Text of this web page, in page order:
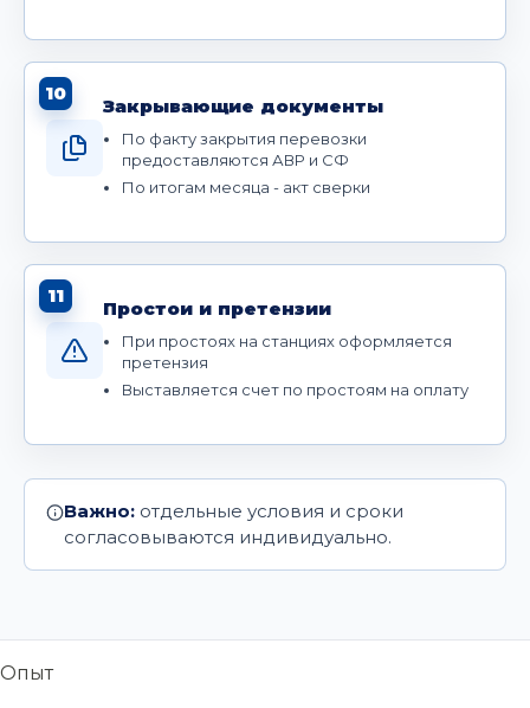
10
Закрывающие документы
По факту закрытия перевозки
предоставляются АВР и СФ
По итогам месяца - акт сверки
11
Простои и претензии
При простоях на станциях оформляется
претензия
Выставляется счет по простоям на оплату
Важно: отдельные условия и сроки
согласовываются индивидуально.
Опыт